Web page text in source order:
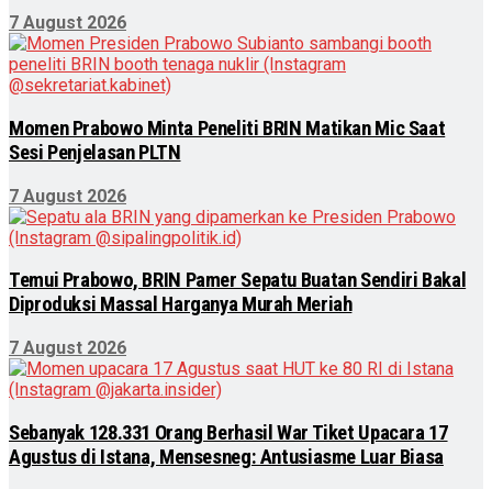
7 August 2026
Momen Prabowo Minta Peneliti BRIN Matikan Mic Saat
Sesi Penjelasan PLTN
7 August 2026
Temui Prabowo, BRIN Pamer Sepatu Buatan Sendiri Bakal
Diproduksi Massal Harganya Murah Meriah
7 August 2026
Sebanyak 128.331 Orang Berhasil War Tiket Upacara 17
Agustus di Istana, Mensesneg: Antusiasme Luar Biasa